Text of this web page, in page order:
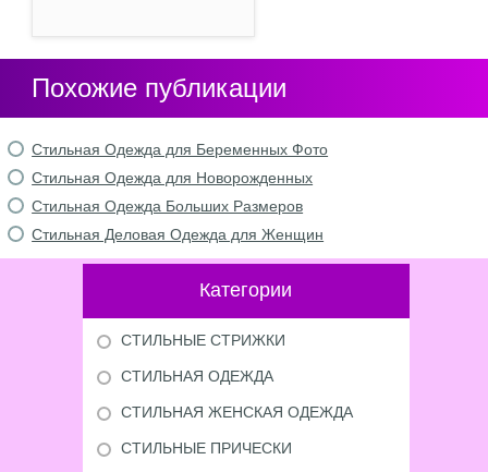
Похожие публикации
Стильная Одежда для Беременных Фото
Стильная Одежда для Новорожденных
Стильная Одежда Больших Размеров
Стильная Деловая Одежда для Женщин
Категории
СТИЛЬНЫЕ СТРИЖКИ
СТИЛЬНАЯ ОДЕЖДА
СТИЛЬНАЯ ЖЕНСКАЯ ОДЕЖДА
СТИЛЬНЫЕ ПРИЧЕСКИ